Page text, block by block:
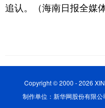
追认。（海南日报全媒
Copyright © 2000 - 2026
制作单位：新华网股份有限